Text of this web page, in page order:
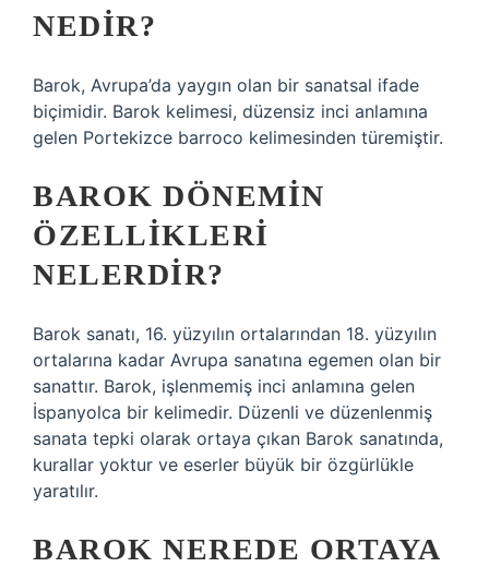
NEDIR?
Barok, Avrupa’da yaygın olan bir sanatsal ifade
biçimidir. Barok kelimesi, düzensiz inci anlamına
gelen Portekizce barroco kelimesinden türemiştir.
BAROK DÖNEMIN
ÖZELLIKLERI
NELERDIR?
Barok sanatı, 16. yüzyılın ortalarından 18. yüzyılın
ortalarına kadar Avrupa sanatına egemen olan bir
sanattır. Barok, işlenmemiş inci anlamına gelen
İspanyolca bir kelimedir. Düzenli ve düzenlenmiş
sanata tepki olarak ortaya çıkan Barok sanatında,
kurallar yoktur ve eserler büyük bir özgürlükle
yaratılır.
BAROK NEREDE ORTAYA